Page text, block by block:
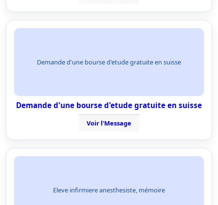
Demande d'une bourse d'etude gratuite en suisse
Demande d'une bourse d'etude gratuite en suisse
Voir l'Message
Eleve infirmiere anesthesiste, mémoire